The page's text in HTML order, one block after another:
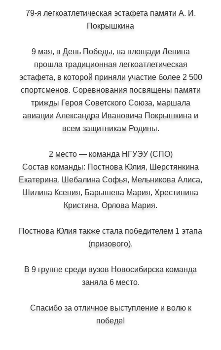
79-я легкоатлетическая эстафета памяти А. И.
Покрышкина
9 мая, в День Победы, на площади Ленина
прошла традиционная легкоатлетическая
эстафета, в которой приняли участие более 2 500
спортсменов. Соревнования посвящены памяти
трижды Героя Советского Союза, маршала
авиации Александра Ивановича Покрышкина и
всем защитникам Родины.
2 место — команда НГУЭУ (СПО)
Состав команды: Постнова Юлия, Шерстянкина
Екатерина, Шебалина Софья, Мельникова Алиса,
Шилина Ксения, Барышева Мария, Хрестинина
Кристина, Орлова Мария.
Постнова Юлия также стала победителем 1 этапа
(призового).
В 9 группе среди вузов Новосибирска команда
заняла 6 место.
Спасибо за отличное выступление и волю к
победе!